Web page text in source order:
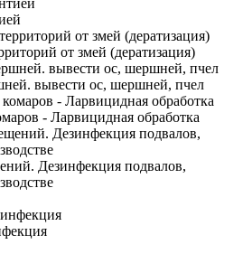
от змей (дератизация)
вывести ос, шершней, пчел
- Ларвицидная обработка
Дезинфекция подвалов,